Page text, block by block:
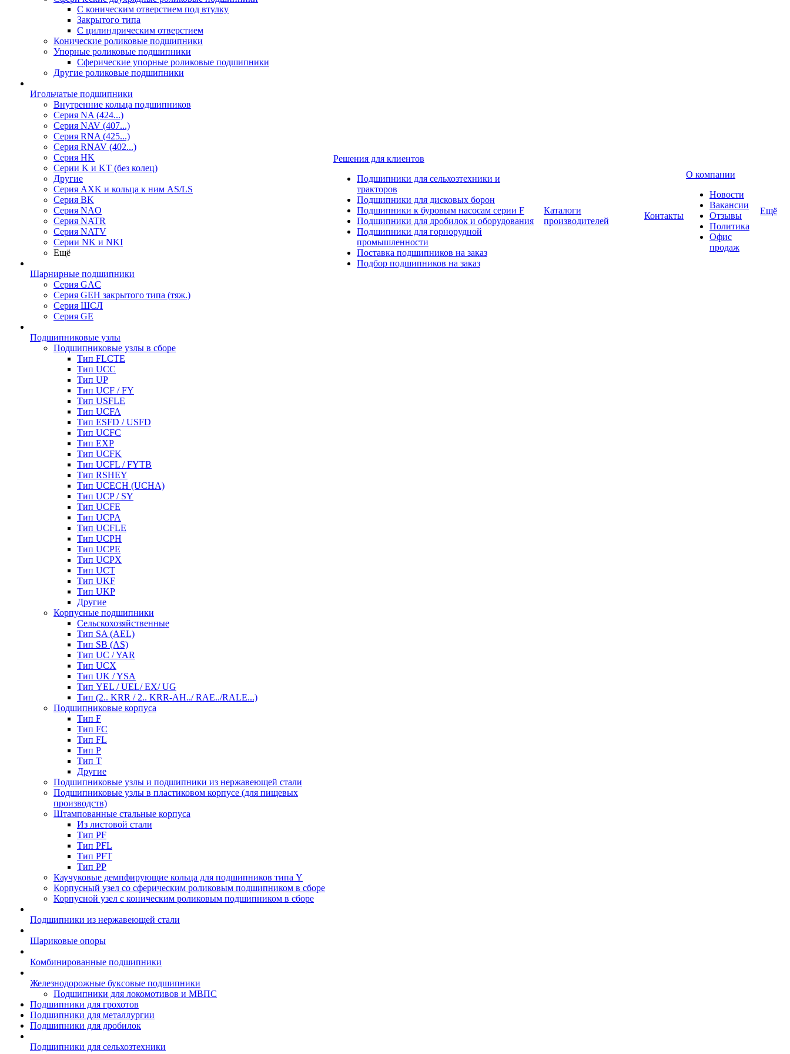
С коническим отверстием под втулку
Закрытого типа
С цилиндрическим отверстием
Конические роликовые подшипники
Упорные роликовые подшипники
Сферические упорные роликовые подшипники
Другие роликовые подшипники
Игольчатые подшипники
Внутренние кольца подшипников
Серия NA (424...)
Серия NAV (407...)
Серия RNA (425...)
Серия RNAV (402...)
Серия HK
Серии K и KT (без колец)
Другие
Серия AXK и кольца к ним AS/LS
Серия BK
Серия NAO
Серия NATR
Серия NATV
Серии NK и NKI
Ещё
Шарнирные подшипники
Серия GAC
Серия GEH закрытого типа (тяж.)
Серия ШСЛ
Серия GE
Подшипниковые узлы
Подшипниковые узлы в сборе
Тип FLCTE
Тип UCC
Тип UP
Тип UCF / FY
Тип USFLE
Тип UCFA
Тип ESFD / USFD
Тип UCFC
Тип EXP
Тип UCFK
Тип UCFL / FYTB
Тип RSHEY
Тип UCECH (UCHA)
Тип UCP / SY
Тип UCFE
Тип UCPA
Тип UCFLE
Тип UCPH
Тип UCPE
Тип UCPX
Тип UCT
Тип UKF
Тип UKP
Другие
Корпусные подшипники
Сельскохозяйственные
Тип SA (AEL)
Тип SB (AS)
Тип UC / YAR
Тип UCX
Тип UK / YSA
Тип YEL / UEL/ EX/ UG
Тип (2.. KRR / 2.. KRR-AH../ RAE../RALE...)
Подшипниковые корпуса
Тип F
Тип FC
Тип FL
Тип P
Тип T
Другие
Подшипниковые узлы и подшипники из нержавеющей стали
Подшипниковые узлы в пластиковом корпусе (для пищевых
производств)
Штампованные стальные корпуса
Из листовой стали
Тип PF
Тип PFL
Тип PFT
Тип PP
Каучуковые демпфирующие кольца для подшипников типа Y
Корпусный узел со сферическим роликовым подшипником в сборе
Корпусной узел с коническим роликовым подшипником в сборе
Подшипники из нержавеющей стали
Шариковые опоры
Комбинированные подшипники
Железнодорожные буксовые подшипники
Подшипники для локомотивов и МВПС
Подшипники для грохотов
Подшипники для металлургии
Подшипники для дробилок
Подшипники для сельхозтехники
Решения для клиентов
Подшипники для сельхозтехники и
тракторов
Подшипники для дисковых борон
Подшипники к буровым насосам серии F
Подшипники для дробилок и оборудования
Подшипники для горнорудной
промышленности
Поставка подшипников на заказ
Подбор подшипников на заказ
Каталоги
производителей
Контакты
О компании
Новости
Вакансии
Отзывы
Политика
Офис
продаж
Ещё